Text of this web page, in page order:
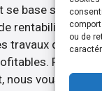
ou de
base sur la
rentabilité
travaux
Pour
vous